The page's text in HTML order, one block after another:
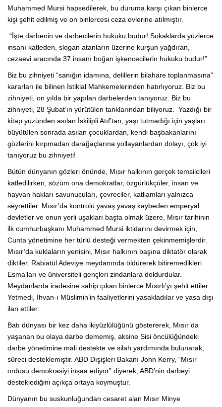
Muhammed Mursi hapsedilerek, bu duruma karşı çıkan binlerce
kişi şehit edilmiş ve on binlercesi ceza evlerine atılmıştır.
“İşte darbenin ve darbecilerin hukuku budur! Sokaklarda yüzlerce
insanı katleden, slogan atanların üzerine kurşun yağdıran,
cezaevi aracında 37 insanı boğan işkencecilerin hukuku budur!”
Biz bu zihniyeti “sanığın idamına, delillerin bilahare toplanmasına”
kararları ile bilinen İstiklal Mahkemelerinden hatırlıyoruz. Biz bu
zihniyeti, on yılda bir yapılan darbelerden tanıyoruz. Biz bu
zihniyeti, 28 Şubat’ın yürütülen tanklarından biliyoruz. Yazdığı bir
kitap yüzünden asılan İskilipli Atıf’tan, yaşı tutmadığı için yaşları
büyütülen sonrada asılan çocuklardan, kendi başbakanlarını
gözlerini kırpmadan darağaçlarına yollayanlardan dolayı, çok iyi
tanıyoruz bu zihniyeti!
Bütün dünyanın gözleri önünde, Mısır halkının gerçek temsilcileri
katledilirken, sözüm ona demokratlar, özgürlükçüler, insan ve
hayvan hakları savunucuları, çevreciler, katliamları yalnızca
seyrettiler. Mısır’da kontrolü yavaş yavaş kaybeden emperyal
devletler ve onun yerli uşakları başta olmak üzere, Mısır tarihinin
ilk cumhurbaşkanı Muhammed Mursi iktidarını devirmek için,
Cunta yönetimine her türlü desteği vermekten çekinmemişlerdir.
Mısır’da kuklaların yenisini, Mısır halkının başına diktatör olarak
diktiler. Rabiatül Adeviye meydanında öldürerek bitiremedikleri
Esma’ları ve üniversiteli gençleri zindanlara doldurdular.
Meydanlarda iradesine sahip çıkan binlerce Mısırlı’yı şehit ettiler.
Yetmedi, İhvan-ı Müslimin’in faaliyetlerini yasakladılar ve yasa dışı
ilan ettiler.
Batı dünyası bir kez daha ikiyüzlülüğünü göstererek, Mısır’da
yaşanan bu olaya darbe dememiş, aksine Sisi öncülüğündeki
darbe yönetimine mali destekte ve silah yardımında bulunarak,
süreci desteklemiştir. ABD Dışişleri Bakanı John Kerry, “Mısır
ordusu demokrasiyi inşaa ediyor” diyerek, ABD’nin darbeyi
desteklediğini açıkça ortaya koymuştur.
Dünyanın bu suskunluğundan cesaret alan Mısır Minye